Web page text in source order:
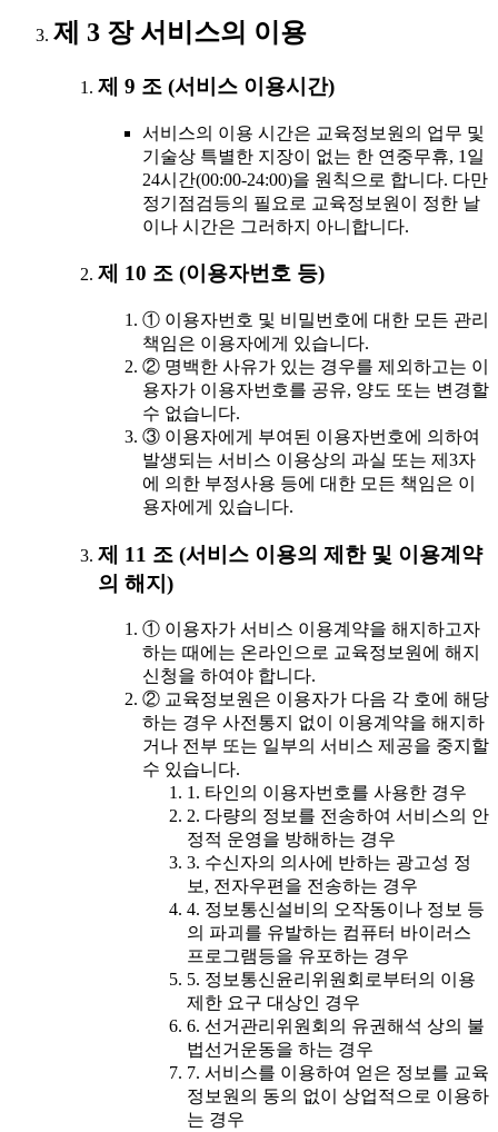
제 3 장 서비스의 이용
제 9 조 (서비스 이용시간)
서비스의 이용 시간은 교육정보원의 업무 및
기술상 특별한 지장이 없는 한 연중무휴, 1일
24시간(00:00-24:00)을 원칙으로 합니다. 다만
정기점검등의 필요로 교육정보원이 정한 날
이나 시간은 그러하지 아니합니다.
제 10 조 (이용자번호 등)
① 이용자번호 및 비밀번호에 대한 모든 관리
책임은 이용자에게 있습니다.
② 명백한 사유가 있는 경우를 제외하고는 이
용자가 이용자번호를 공유, 양도 또는 변경할
수 없습니다.
③ 이용자에게 부여된 이용자번호에 의하여
발생되는 서비스 이용상의 과실 또는 제3자
에 의한 부정사용 등에 대한 모든 책임은 이
용자에게 있습니다.
제 11 조 (서비스 이용의 제한 및 이용계약
의 해지)
① 이용자가 서비스 이용계약을 해지하고자
하는 때에는 온라인으로 교육정보원에 해지
신청을 하여야 합니다.
② 교육정보원은 이용자가 다음 각 호에 해당
하는 경우 사전통지 없이 이용계약을 해지하
거나 전부 또는 일부의 서비스 제공을 중지할
수 있습니다.
1. 타인의 이용자번호를 사용한 경우
2. 다량의 정보를 전송하여 서비스의 안
정적 운영을 방해하는 경우
3. 수신자의 의사에 반하는 광고성 정
보, 전자우편을 전송하는 경우
4. 정보통신설비의 오작동이나 정보 등
의 파괴를 유발하는 컴퓨터 바이러스
프로그램등을 유포하는 경우
5. 정보통신윤리위원회로부터의 이용
제한 요구 대상인 경우
6. 선거관리위원회의 유권해석 상의 불
법선거운동을 하는 경우
7. 서비스를 이용하여 얻은 정보를 교육
정보원의 동의 없이 상업적으로 이용하
는 경우